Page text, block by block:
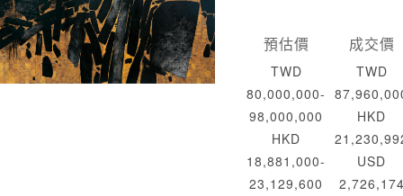
預估價
TWD
80,000,000-
98,000,000
HKD
18,881,000-
23,129,600
成交價
TWD
HKD
USD